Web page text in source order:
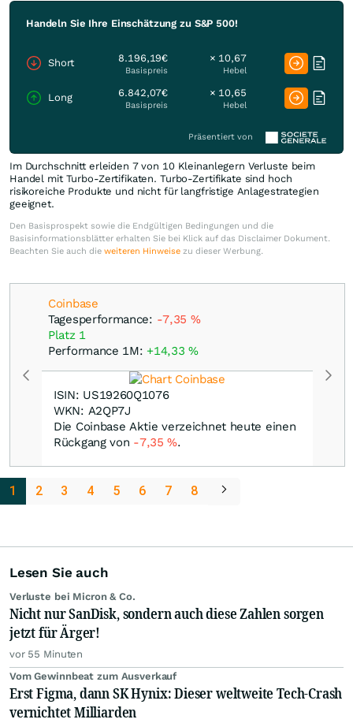
Handeln Sie Ihre Einschätzung zu S&P 500!
Short 8.196,19€
Basispreis
× 10,67
Hebel
Long 6.842,07€
Basispreis
× 10,65
Hebel
Präsentiert von
Im Durchschnitt erleiden 7 von 10 Kleinanlegern Verluste beim
Handel mit Turbo-Zertifikaten. Turbo-Zertifikate sind hoch
risikoreiche Produkte und nicht für langfristige Anlagestrategien
geeignet.
Den Basisprospekt sowie die Endgültigen Bedingungen und die
Basisinformationsblätter erhalten Sie bei Klick auf das Disclaimer Dokument.
Beachten Sie auch die weiteren Hinweise zu dieser Werbung.
Coinbase
Tagesperformance: -7,35 %
Platz 1
Performance 1M: +14,33%
ISIN: US19260Q1076
WKN: A2QP7J
Die Coinbase Aktie verzeichnet heute einen
Rückgang von -7,35%.
1 2 3 4 5 6 7 8
Lesen Sie auch
Verluste bei Micron & Co.
Nicht nur SanDisk, sondern auch diese Zahlen sorgen
jetzt für Ärger!
vor 55 Minuten
Vom Gewinnbeat zum Ausverkauf
Erst Figma, dann SK Hynix: Dieser weltweite Tech-Crash
vernichtet Milliarden